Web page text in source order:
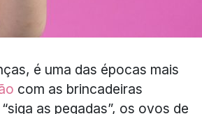
é uma das épocas mais
com as brincadeiras
as pegadas”, os ovos de